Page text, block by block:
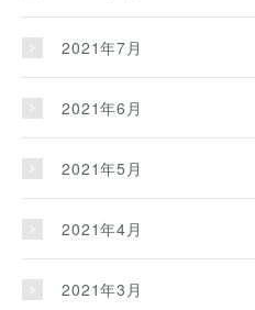
2021年7月
2021年6月
2021年5月
2021年4月
2021年3月